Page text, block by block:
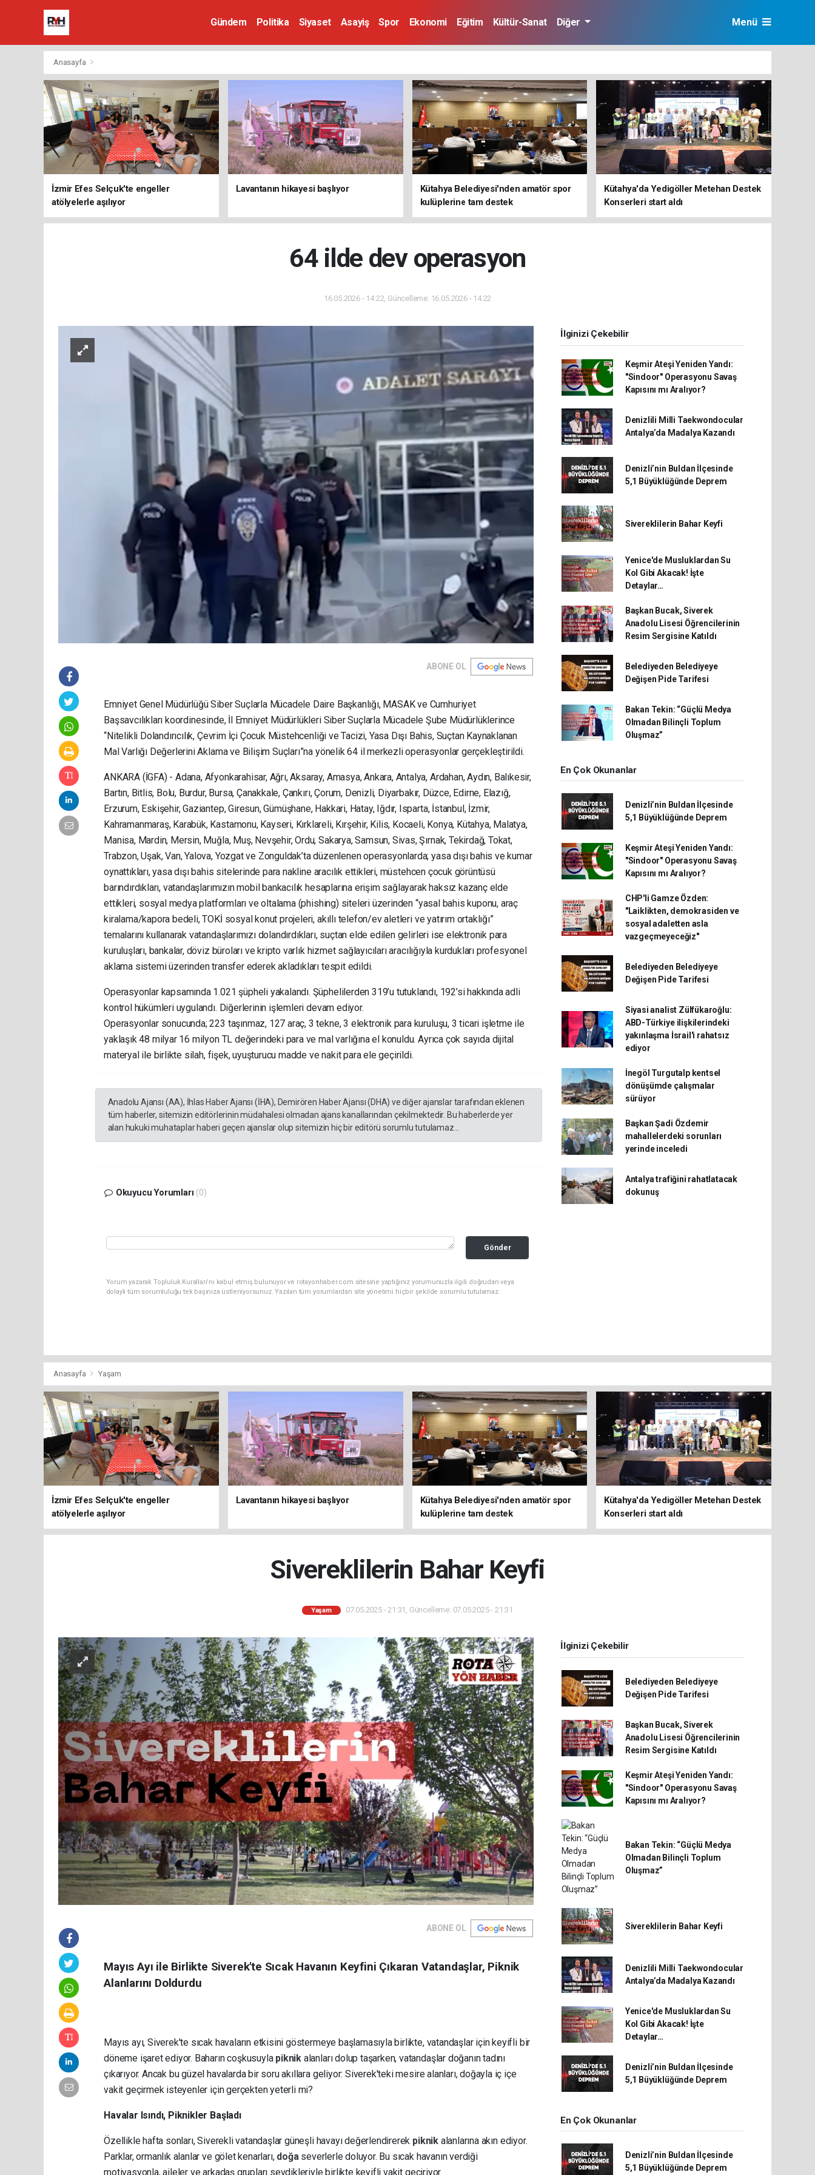
Gündem Politika Siyaset Asayiş Spor Ekonomi Eğitim Kültür-Sanat Diğer Menü
Anasayfa
İzmir Efes Selçuk'te engeller
atölyelerle aşılıyor
Lavantanın hikayesi başlıyor
Kütahya Belediyesi'nden amatör spor
kulüplerine tam destek
Kütahya'da Yedigöller Metehan Destek
Konserleri start aldı
64 ilde dev operasyon
16.05.2026 - 14:22, Güncelleme: 16.05.2026 - 14:22
ABONE OL
Emniyet Genel Müdürlüğü Siber Suçlarla Mücadele Daire Başkanlığı, MASAK ve Cumhuriyet
Başsavcılıkları koordinesinde, İl Emniyet Müdürlükleri Siber Suçlarla Mücadele Şube Müdürlüklerince
“Nitelikli Dolandırıcılık, Çevrim İçi Çocuk Müstehcenliği ve Tacizi, Yasa Dışı Bahis, Suçtan Kaynaklanan
Mal Varlığı Değerlerini Aklama ve Bilişim Suçları”na yönelik 64 il merkezli operasyonlar gerçekleştirildi.
ANKARA (İGFA) - Adana, Afyonkarahisar, Ağrı, Aksaray, Amasya, Ankara, Antalya, Ardahan, Aydın, Balıkesir,
Bartın, Bitlis, Bolu, Burdur, Bursa, Çanakkale, Çankırı, Çorum, Denizli, Diyarbakır, Düzce, Edirne, Elazığ,
Erzurum, Eskişehir, Gaziantep, Giresun, Gümüşhane, Hakkari, Hatay, Iğdır, Isparta, İstanbul, İzmir,
Kahramanmaraş, Karabük, Kastamonu, Kayseri, Kırklareli, Kırşehir, Kilis, Kocaeli, Konya, Kütahya, Malatya,
Manisa, Mardin, Mersin, Muğla, Muş, Nevşehir, Ordu, Sakarya, Samsun, Sivas, Şırnak, Tekirdağ, Tokat,
Trabzon, Uşak, Van, Yalova, Yozgat ve Zonguldak’ta düzenlenen operasyonlarda; yasa dışı bahis ve kumar
oynattıkları, yasa dışı bahis sitelerinde para nakline aracılık ettikleri, müstehcen çocuk görüntüsü
barındırdıkları, vatandaşlarımızın mobil bankacılık hesaplarına erişim sağlayarak haksız kazanç elde
ettikleri, sosyal medya platformları ve oltalama (phishing) siteleri üzerinden “yasal bahis kuponu, araç
kiralama/kapora bedeli, TOKİ sosyal konut projeleri, akıllı telefon/ev aletleri ve yatırım ortaklığı”
temalarını kullanarak vatandaşlarımızı dolandırdıkları, suçtan elde edilen gelirleri ise elektronik para
kuruluşları, bankalar, döviz büroları ve kripto varlık hizmet sağlayıcıları aracılığıyla kurdukları profesyonel
aklama sistemi üzerinden transfer ederek akladıkları tespit edildi.
Operasyonlar kapsamında 1.021 şüpheli yakalandı. Şüphelilerden 319’u tutuklandı, 192’si hakkında adli
kontrol hükümleri uygulandı. Diğerlerinin işlemleri devam ediyor.
Operasyonlar sonucunda; 223 taşınmaz, 127 araç, 3 tekne, 3 elektronik para kuruluşu, 3 ticari işletme ile
yaklaşık 48 milyar 16 milyon TL değerindeki para ve mal varlığına el konuldu. Ayrıca çok sayıda dijital
materyal ile birlikte silah, fişek, uyuşturucu madde ve nakit para ele geçirildi.
Anadolu Ajansı (AA), İhlas Haber Ajansı (İHA), Demirören Haber Ajansı (DHA) ve diğer ajanslar tarafından eklenen
tüm haberler, sitemizin editörlerinin müdahalesi olmadan ajans kanallarından çekilmektedir. Bu haberlerde yer
alan hukuki muhataplar haberi geçen ajanslar olup sitemizin hiç bir editörü sorumlu tutulamaz...
Okuyucu Yorumları (0)
Gönder
Yorum yazarak Topluluk Kuralları’nı kabul etmiş bulunuyor ve rotayonhaber.com sitesine yaptığınız yorumunuzla ilgili doğrudan veya
dolaylı tüm sorumluluğu tek başınıza üstleniyorsunuz. Yazılan tüm yorumlardan site yönetimi hiçbir şekilde sorumlu tutulamaz.
İlginizi Çekebilir
Keşmir Ateşi Yeniden Yandı:
"Sindoor" Operasyonu Savaş
Kapısını mı Aralıyor?
Denizlili Milli Taekwondocular
Antalya’da Madalya Kazandı
Denizli’nin Buldan İlçesinde
5,1 Büyüklüğünde Deprem
Sivereklilerin Bahar Keyfi
Yenice'de Musluklardan Su
Kol Gibi Akacak! İşte
Detaylar…
Başkan Bucak, Siverek
Anadolu Lisesi Öğrencilerinin
Resim Sergisine Katıldı
Belediyeden Belediyeye
Değişen Pide Tarifesi
Bakan Tekin: “Güçlü Medya
Olmadan Bilinçli Toplum
Oluşmaz”
En Çok Okunanlar
Denizli’nin Buldan İlçesinde
5,1 Büyüklüğünde Deprem
Keşmir Ateşi Yeniden Yandı:
"Sindoor" Operasyonu Savaş
Kapısını mı Aralıyor?
CHP'li Gamze Özden:
"Laiklikten, demokrasiden ve
sosyal adaletten asla
vazgeçmeyeceğiz"
Belediyeden Belediyeye
Değişen Pide Tarifesi
Siyasi analist Zülfükaroğlu:
ABD-Türkiye ilişkilerindeki
yakınlaşma İsrail'i rahatsız
ediyor
İnegöl Turgutalp kentsel
dönüşümde çalışmalar
sürüyor
Başkan Şadi Özdemir
mahallelerdeki sorunları
yerinde inceledi
Antalya trafiğini rahatlatacak
dokunuş
Anasayfa Yaşam
İzmir Efes Selçuk'te engeller
atölyelerle aşılıyor
Lavantanın hikayesi başlıyor
Kütahya Belediyesi'nden amatör spor
kulüplerine tam destek
Kütahya'da Yedigöller Metehan Destek
Konserleri start aldı
Sivereklilerin Bahar Keyfi
Yaşam 07.05.2025 - 21:31, Güncelleme: 07.05.2025 - 21:31
ABONE OL
Mayıs Ayı ile Birlikte Siverek'te Sıcak Havanın Keyfini Çıkaran Vatandaşlar, Piknik
Alanlarını Doldurdu
Mayıs ayı, Siverek'te sıcak havaların etkisini göstermeye başlamasıyla birlikte, vatandaşlar için keyifli bir
döneme işaret ediyor. Baharın coşkusuyla piknik alanları dolup taşarken, vatandaşlar doğanın tadını
çıkarıyor. Ancak bu güzel havalarda bir soru akıllara geliyor: Siverek'teki mesire alanları, doğayla iç içe
vakit geçirmek isteyenler için gerçekten yeterli mi?
Havalar Isındı, Piknikler Başladı
Özellikle hafta sonları, Siverekli vatandaşlar güneşli havayı değerlendirerek piknik alanlarına akın ediyor.
Parklar, ormanlık alanlar ve gölet kenarları, doğa severlerle doluyor. Bu sıcak havanın verdiği
motivasyonla, aileler ve arkadaş grupları sevdikleriyle birlikte keyifli vakit geçiriyor.
İlginizi Çekebilir
Belediyeden Belediyeye
Değişen Pide Tarifesi
Başkan Bucak, Siverek
Anadolu Lisesi Öğrencilerinin
Resim Sergisine Katıldı
Keşmir Ateşi Yeniden Yandı:
"Sindoor" Operasyonu Savaş
Kapısını mı Aralıyor?
Bakan Tekin: “Güçlü Medya
Olmadan Bilinçli Toplum
Oluşmaz”
Sivereklilerin Bahar Keyfi
Denizlili Milli Taekwondocular
Antalya’da Madalya Kazandı
Yenice'de Musluklardan Su
Kol Gibi Akacak! İşte
Detaylar…
Denizli’nin Buldan İlçesinde
5,1 Büyüklüğünde Deprem
En Çok Okunanlar
Denizli’nin Buldan İlçesinde
5,1 Büyüklüğünde Deprem